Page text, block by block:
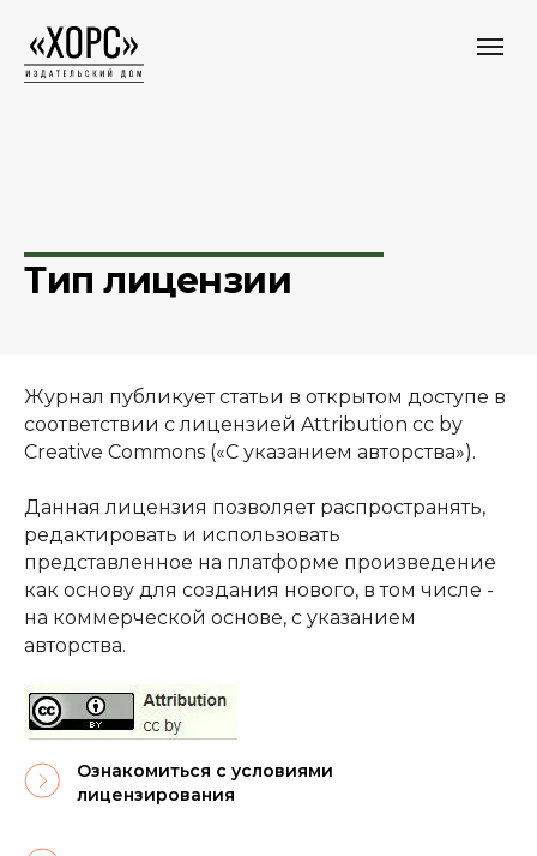
Тип лицензии
Журнал публикует статьи в открытом доступе в
соответствии с лицензией Attribution cc by
Creative Commons («С указанием авторства»).
Данная лицензия позволяет распространять,
редактировать и использовать
представленное на платформе произведение
как основу для создания нового, в том числе -
на коммерческой основе, с указанием
авторства.
Ознакомиться с условиями
лицензирования